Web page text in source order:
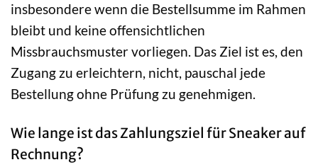
insbesondere wenn die Bestellsumme im Rahmen
bleibt und keine offensichtlichen
Missbrauchsmuster vorliegen. Das Ziel ist es, den
Zugang zu erleichtern, nicht, pauschal jede
Bestellung ohne Prüfung zu genehmigen.
Wie lange ist das Zahlungsziel für Sneaker auf
Rechnung?